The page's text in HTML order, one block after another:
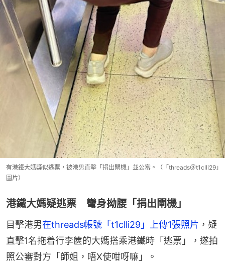
有港鐵大媽疑似逃票，被港男直擊「捐出閘機」並公審。（「threads＠t1clli29」
圖片）
港鐵大媽疑逃票 彎身拗腰「捐出閘機」
目擊港男在threads帳號「t1clli29」上傳1張照片 ，疑
直擊1名拖着行李篋的大媽搭乘港鐵時「逃票」，遂拍
照公審對方「師姐，唔X使咁呀嘛」。